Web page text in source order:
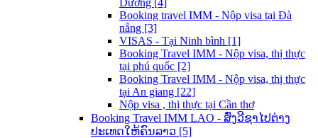
Dương [4]
Booking travel IMM - Nộp visa tại Đà
nẵng [3]
VISAS - Tại Ninh bình [1]
Booking Travel IMM - Nộp visa, thị thực
tại phú quốc [2]
Booking Travel IMM - Nộp visa, thị thực
tại An giang [22]
Nộp visa , thị thực tại Cần thơ
Booking Travel IMM LAO - ສົ່ງວີຊາໄປຕ່າງ
ປະເທດໃຫ້ຄົນລາວ [5]